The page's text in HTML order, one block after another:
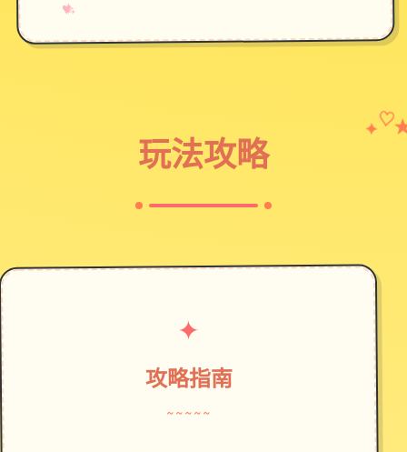
♥
✧
→
玩法攻略
✦ ♡
✦
攻略指南
~~~~~